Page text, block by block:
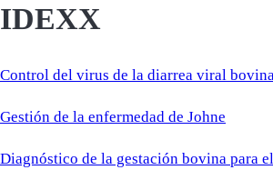
IDEXX
Control del virus de la diarrea viral
Gestión de la enfermedad de Johne
Diagnóstico de la gestación bovina para